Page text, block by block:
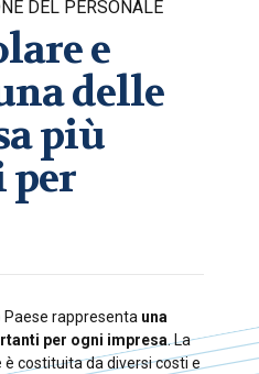
DEL PERSONALE
e
delle
più
Paese rappresenta una
per ogni impresa. La
costituita da diversi costi e